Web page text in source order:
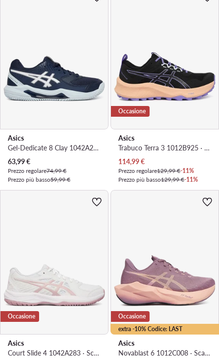
Asics
Gel-Dedicate 8 Clay 1042A255 · Scarpe da tennis
Prezzo attuale
63,99€
Prezzo regolare74,99 €
Prezzo più basso59,99 €
Occasione
Asics
Trabuco Terra 3 1012B925 · Scarpe running
Prezzo attuale
114,99€
Prezzo regolare129,99 €-11%
Prezzo più basso129,99 €-11%
Occasione
Asics
Court Slide 4 1042A283 · Scarpe da tennis
extra -10% Codice: LAST
Occasione
Asics
Novablast 6 1012C008 · Scarpe running